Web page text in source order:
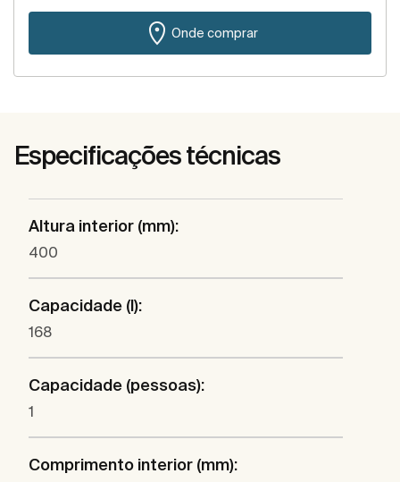
Onde comprar
Especificações técnicas
Altura interior (mm):
400
Capacidade (l):
168
Capacidade (pessoas):
1
Comprimento interior (mm):